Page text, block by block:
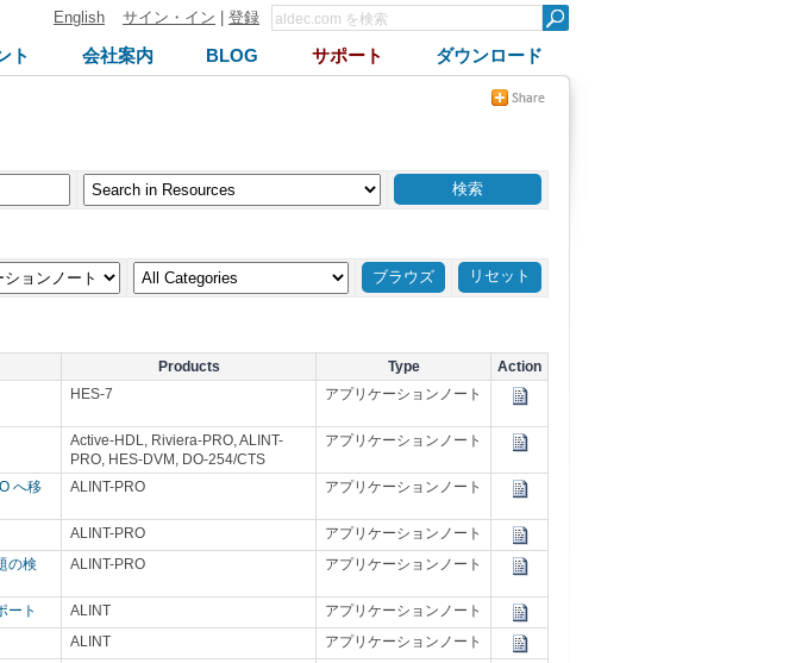
English サイン・イン 登録
ト 会社案内 BLOG サポート ダウンロード
リセット
Products Type
Action
HES-7 アプリケーションノート
Active-HDL, Riviera-PRO, ALINT-
PRO, HES-DVM, DO-254/CTS
アプリケーションノート
へ移
ALINT-PRO アプリケーションノート
ALINT-PRO
アプリケーションノート
の検
ALINT-PRO アプリケーションノート
ート ALINT
アプリケーションノート
ALINT
アプリケーションノート